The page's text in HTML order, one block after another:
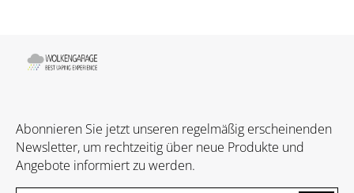
Abonnieren Sie jetzt unseren regelmäßig erscheinenden
Newsletter, um rechtzeitig über neue Produkte und
Angebote informiert zu werden.